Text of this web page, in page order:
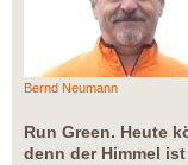
Bernd Neumann
Run Green. Heute
denn der Himmel